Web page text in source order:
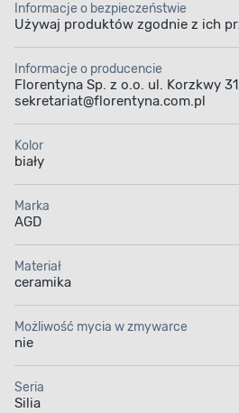
Informacje o bezpieczeństwie
Używaj produktów zgodnie z ich
Informacje o producencie
Florentyna Sp. z o.o. ul. Korzkwy
sekretariat@florentyna.com.pl
Kolor
biały
Marka
AGD
Materiał
ceramika
Możliwość mycia w zmywarce
nie
Seria
Silia